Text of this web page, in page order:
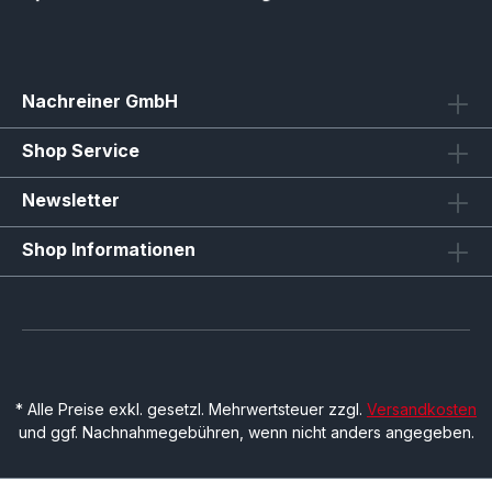
Nachreiner GmbH
Shop Service
Newsletter
Shop Informationen
* Alle Preise exkl. gesetzl. Mehrwertsteuer zzgl. Versandkosten
und ggf. Nachnahmegebühren, wenn nicht anders angegeben.